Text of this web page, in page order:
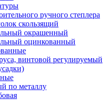
ручного степлера
скользящий
окрашенный
оцинкованный
винтовой регулируемый
по металлу